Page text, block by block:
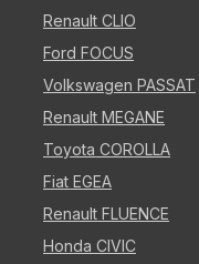
Renault CLIO
Ford FOCUS
Volkswagen PASSAT
Renault MEGANE
Toyota COROLLA
Fiat EGEA
Renault FLUENCE
Honda CIVIC